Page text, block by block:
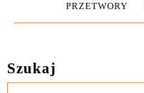
PRZETWORY
Szukaj